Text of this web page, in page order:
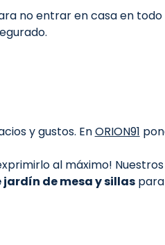
no entrar en casa en todo
y gustos. EnORION91
al máximo! Nuestros
de mesa y sillaspara